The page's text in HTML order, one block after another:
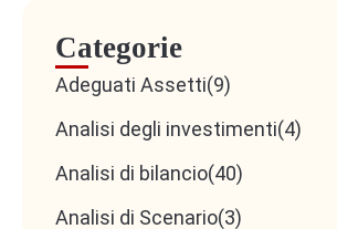
Categorie
Adeguati Assetti(9)
Analisi degli investimenti(4)
Analisi di bilancio(40)
Analisi di Scenario(3)